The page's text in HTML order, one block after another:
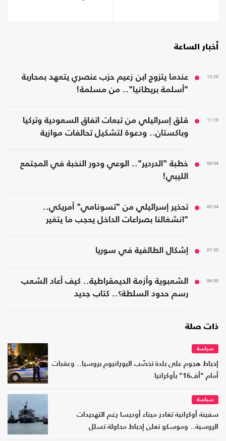
أخبار الساعة
13:20
عندما يتزوج ابن زعيم حزب عنصري يتعهد بمحاربة
"أسلمة بريطانيا".. من مسلمة!
11:19
قلق إسرائيلي من تبعات اتفاق السعودية وتركيا
وباكستان.. ودعوة لتشكيل تحالفات موازية
09:04
خطبة "الدردير".. الوعي ودور النخبة في المجتمع
الليبي!
08:34
تحذير إسرائيلي من "تسونامي" أمريكي..
"انشغالنا بصراعات الداخل يحجب ما يتغير
07:35 إشكال الطائفية في سوريا
06:50
الشعبوية وأزمة الديمقراطية.. كيف أعاد الشعب
رسم حدود السلطة؟.. كتاب جديد
ذات صلة
سياسة
إحباط هجوم على بلدة تخصّب اليورانيوم بروسيا.. وعقبات
أمام "أف16" بأوكرانيا
سياسة
سفينة أوكرانية تغادر ميناء أوديسا رغم التهديدات
الروسية.. وموسكو تعلن إحباط محاولة تسلل